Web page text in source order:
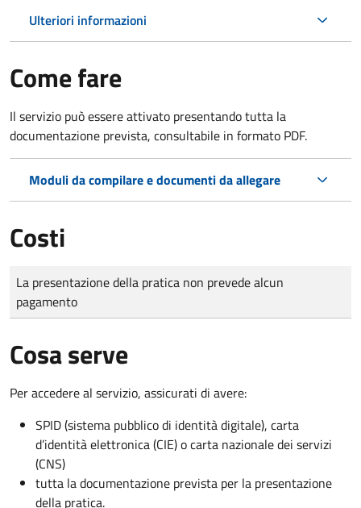
Ulteriori informazioni
Come fare
Il servizio può essere attivato presentando tutta la
documentazione prevista, consultabile in formato PDF.
Moduli da compilare e documenti da allegare
Costi
Tipo di pagamento
Importo
La presentazione della pratica non prevede alcun
pagamento
Cosa serve
Per accedere al servizio, assicurati di avere:
SPID (sistema pubblico di identità digitale), carta
d’identità elettronica (CIE) o carta nazionale dei servizi
(CNS)
tutta la documentazione prevista per la presentazione
della pratica.